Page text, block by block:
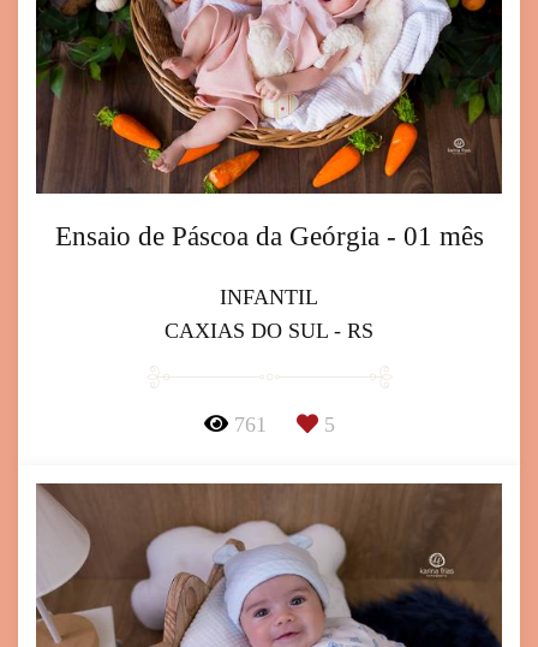
Ensaio de Páscoa da Geórgia - 01 mês
INFANTIL
CAXIAS DO SUL - RS
761 5